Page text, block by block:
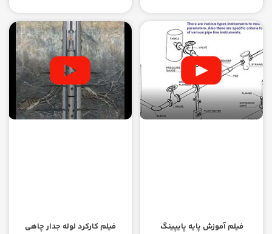
فیلم آموزش پایه پایپینگ فیلم کارکرد لوله جدار چاهی